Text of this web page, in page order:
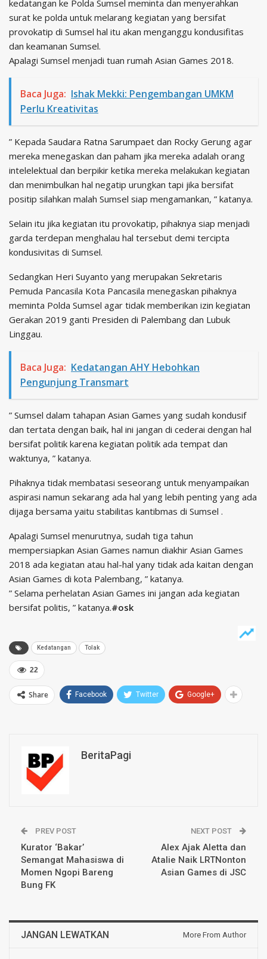
kedatangan ke Polda Sumsel meminta dan menyerahkan
surat ke polda untuk melarang kegiatan yang bersifat
provokatip di Sumsel hal itu akan menganggu kondusifitas
dan keamanan Sumsel.
Apalagi Sumsel menjadi tuan rumah Asian Games 2018.
Baca Juga: Ishak Mekki: Pengembangan UMKM
Perlu Kreativitas
” Kepada Saudara Ratna Sarumpaet dan Rocky Gerung agar
mereka menegaskan dan paham jika mereka adalah orang
intelelektual dan berpikir ketika mereka melakukan kegiatan
dan menimbulkan hal negatip urungkan tapi jika bersifat
positip silahkan malah Sumsel siap mengamankan, ” katanya.
Selain itu jika kegiatan itu provokatip, pihaknya siap menjadi
garda terdepan menghalau hal tersebut demi tercipta
kondusivitas di Sumsel.
Sedangkan Heri Suyanto yang merupakan Sekretaris
Pemuda Pancasila Kota Pancasila menegaskan pihaknya
meminta Polda Sumsel agar tidak memberikan izin kegiatan
Gerakan 2019 ganti Presiden di Palembang dan Lubuk
Linggau.
Baca Juga: Kedatangan AHY Hebohkan
Pengunjung Transmart
” Sumsel dalam tahapan Asian Games yang sudah kondusif
dan tertata dengan baik, hal ini jangan di cederai dengan hal
bersifat politik karena kegiatan politik ada tempat dan
waktunya, ” katanya.
Pihaknya tidak membatasi seseorang untuk menyampaikan
aspirasi namun sekarang ada hal yang lebih penting yang ada
dijaga bersama yaitu stabilitas kantibmas di Sumsel .
Apalagi Sumsel menurutnya, sudah tiga tahun
mempersiapkan Asian Games namun diakhir Asian Games
2018 ada kegiatan atau hal-hal yany tidak ada kaitan dengan
Asian Games di kota Palembang, ” katanya.
” Selama perhelatan Asian Games ini jangan ada kegiatan
bersifat politis, ” katanya.#osk
Kedatangan Tolak
22
Share Facebook Twitter Google+
BeritaPagi
PREV POST
Kurator ‘Bakar’
Semangat Mahasiswa di
Momen Ngopi Bareng
Bung FK
NEXT POST
Alex Ajak Aletta dan
Atalie Naik LRTNonton
Asian Games di JSC
JANGAN LEWATKAN More From Author